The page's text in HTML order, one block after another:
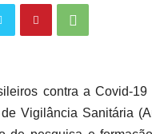
contra a Covid-
Vigilância Sanitária